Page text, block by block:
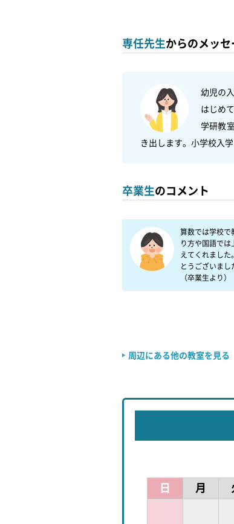
専任先生からのメッセ
幼児の
はじめ
学研教
卒業生のコメント
算数では学校で
り方や国語で
えてくれまし
とうございまし
（卒業生より）
周辺にある他の教室を見る
日
月